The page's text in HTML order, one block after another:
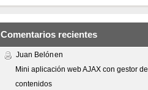
Comentarios recientes
Juan Belónen
Mini aplicación web AJAX con gestor de
contenidos